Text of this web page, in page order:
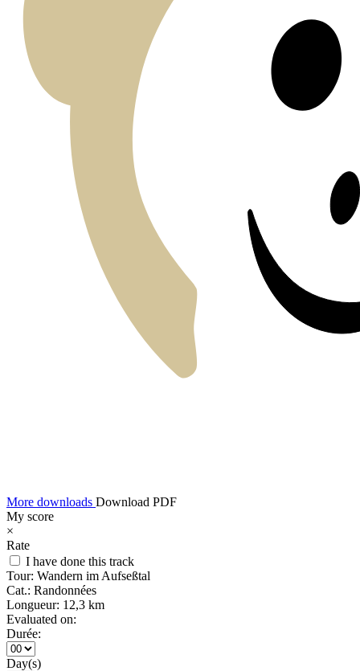
More downloads Download PDF
My score
×
Rate
I have done this track
Tour: Wandern im Aufseßtal
Cat.: Randonnées
Longueur: 12,3 km
Evaluated on:
Durée:
Day(s)